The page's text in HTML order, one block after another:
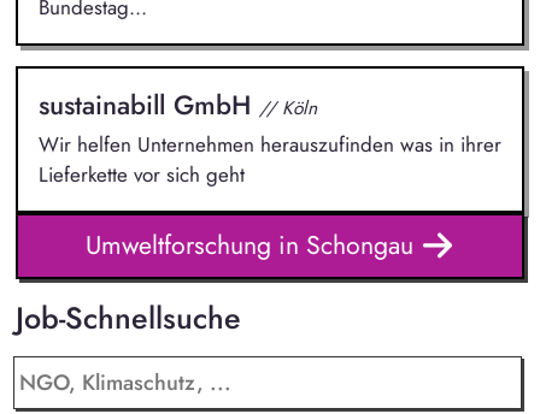
Bundestag...
sustainabill GmbH // Köln
Wir helfen Unternehmen herauszufinden was in ihrer
Lieferkette vor sich geht
Umweltforschung in Schongau
Job-Schnellsuche